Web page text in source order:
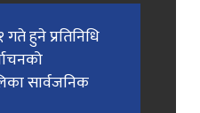
हुने प्रतिनिधि
सार्वजनिक